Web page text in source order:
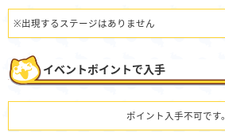
※出現するステージはありません
イベントポイントで入手
ポイント入手不可です。